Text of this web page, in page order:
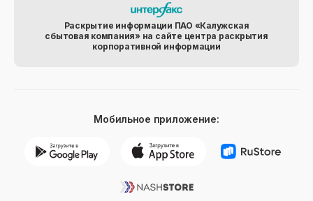
Раскрытие информации ПАО «Калужская
сбытовая компания» на сайте центра раскрытия
корпоративной информации
Мобильное приложение: